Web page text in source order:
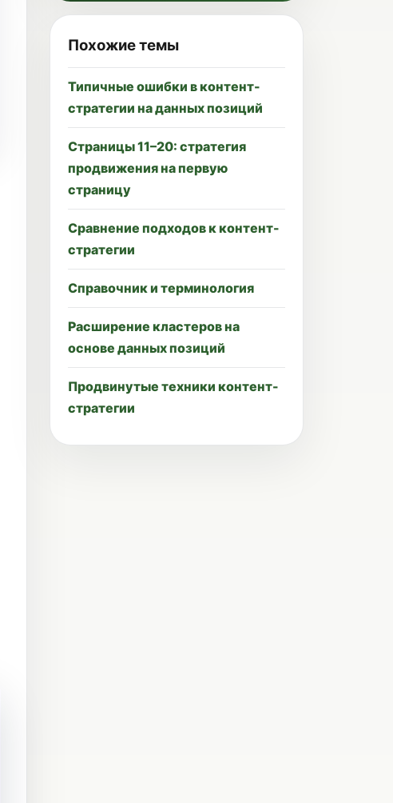
Похожие темы
Типичные ошибки в контент-
стратегии на данных позиций
Страницы 11–20: стратегия
продвижения на первую
страницу
Сравнение подходов к контент-
стратегии
Справочник и терминология
Расширение кластеров на
основе данных позиций
Продвинутые техники контент-
стратегии